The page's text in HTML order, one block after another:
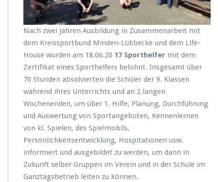
p
o
r
t
e
l
f
e
Nach zwei Jahren Ausbildung in Zusammenarbeit mit
dem Kreissportbund Minden-Lübbecke und dem Life-
House wurden am 18.06.20 17 Sporthelfer mit dem
Zertifikat eines Sporthelfers belohnt. Insgesamt über
70 Stunden absolvierten die Schüler der 9. Klassen
während ihres Unterrichts und an 2 langen
Wochenenden, um über 1. Hilfe, Planung, Durchführung
und Auswertung von Sportangeboten, Kennenlernen
von kl. Spielen, des Spielmobils,
Persönlichkeitsentwicklung, Hospitationen usw.
informiert und ausgebildet zu werden, um dann in
Zukunft selber Gruppen im Verein und in der Schule im
Ganztagsbetrieb leiten zu können.